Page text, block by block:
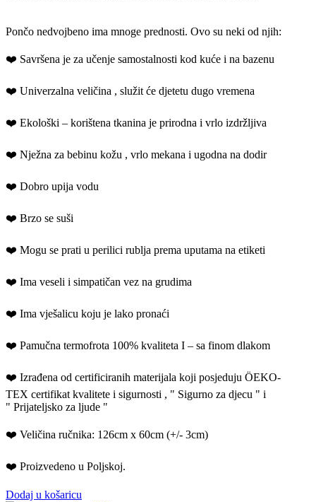
Pončo nedvojbeno ima mnoge prednosti. Ovo su neki od njih:
❤️ Savršena je za učenje samostalnosti kod kuće i na bazenu
❤️ Univerzalna veličina , služit će djetetu dugo vremena
❤️ Ekološki – korištena tkanina je prirodna i vrlo izdržljiva
❤️ Nježna za bebinu kožu , vrlo mekana i ugodna na dodir
❤️ Dobro upija vodu
❤️ Brzo se suši
❤️ Mogu se prati u perilici rublja prema uputama na etiketi
❤️ Ima veseli i simpatičan vez na grudima
❤️ Ima vješalicu koju je lako pronaći
❤️ Pamučna termofrota 100% kvaliteta I – sa finom dlakom
❤️ Izrađena od certificiranih materijala koji posjeduju ÖEKO-
TEX certifikat kvalitete i sigurnosti , " Sigurno za djecu " i
" Prijateljsko za ljude "
❤️ Veličina ručnika: 126cm x 60cm (+/- 3cm)
❤️ Proizvedeno u Poljskoj.
Dodaj u košaricu